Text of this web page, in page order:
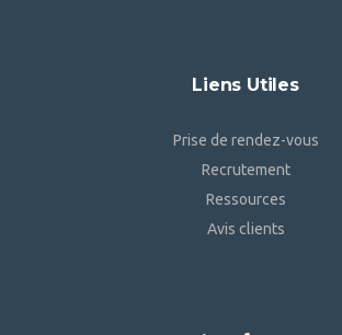
Liens Utiles
Prise de rendez-vous
Recrutement
Ressources
Avis clients